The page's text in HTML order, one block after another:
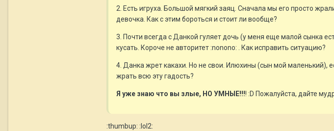
2. Есть игруха. Большой мягкий заяц. Сначала мы его просто
девочка. Как с этим бороться и стоит ли вообще?
3. Почти всегда с Данкой гуляет дочь (у меня еще малой сынка
кусать. Короче не авторитет :nonono: . Как исправить ситуацию?
4. Данка жрет какахи. Но не свои. Илюхины (сын мой маленький),
жрать всю эту гадость?
Я уже знаю что вы злые, НО УМНЫЕ!!!! :D Пожалуйста, дайте
:thumbup: :lol2: